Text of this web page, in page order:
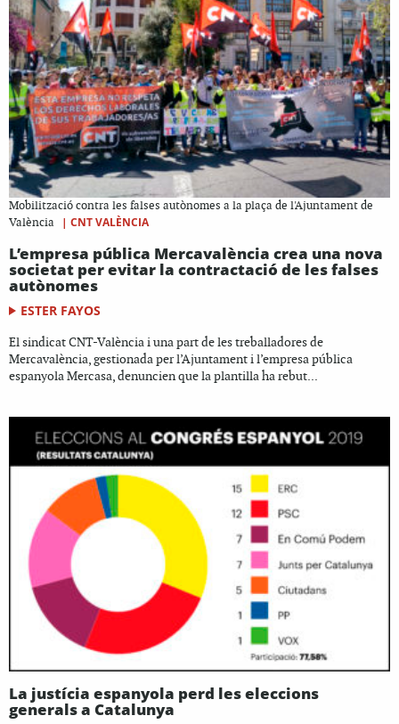
Mobilització contra les falses autònomes a la plaça de l'Ajuntament de
València
| CNT VALÈNCIA
L’empresa pública Mercavalència crea una nova
societat per evitar la contractació de les falses
autònomes
ESTER FAYOS
El sindicat CNT-València i una part de les treballadores de
Mercavalència, gestionada per l’Ajuntament i l’empresa pública
espanyola Mercasa, denuncien que la plantilla ha rebut...
La justícia espanyola perd les eleccions
generals a Catalunya